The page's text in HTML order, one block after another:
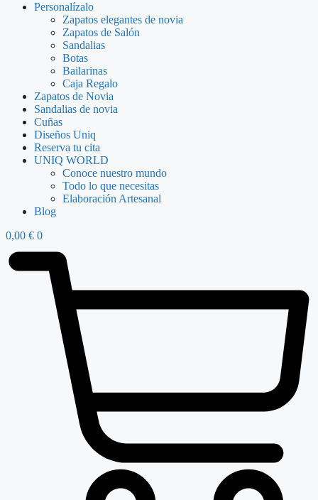
Personalízalo
Zapatos elegantes de novia
Zapatos de Salón
Sandalias
Botas
Bailarinas
Caja Regalo
Zapatos de Novia
Sandalias de novia
Cuñas
Diseños Uniq
Reserva tu cita
UNIQ WORLD
Conoce nuestro mundo
Todo lo que necesitas
Elaboración Artesanal
Blog
0,00 € 0